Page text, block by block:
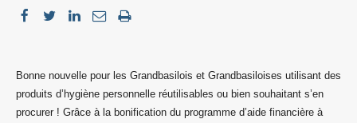
Bonne nouvelle pour les Grandbasilois et Grandbasiloises utilisant des
produits d’hygiène personnelle réutilisables ou bien souhaitant s’en
procurer ! Grâce à la bonification du programme d’aide financière à